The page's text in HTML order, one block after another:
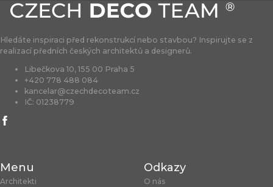
Hledáte inspiraci před rekonstrukcí nebo stavbou? Inspirujte se z
realizací předních českých architektů a designerů.
Libečkova 10, 155 00 Praha 5
+420 778 488 084
kancelar@czechdecoteam.cz
IČ: 01238779
Menu
Architekti
Odkazy
O nás